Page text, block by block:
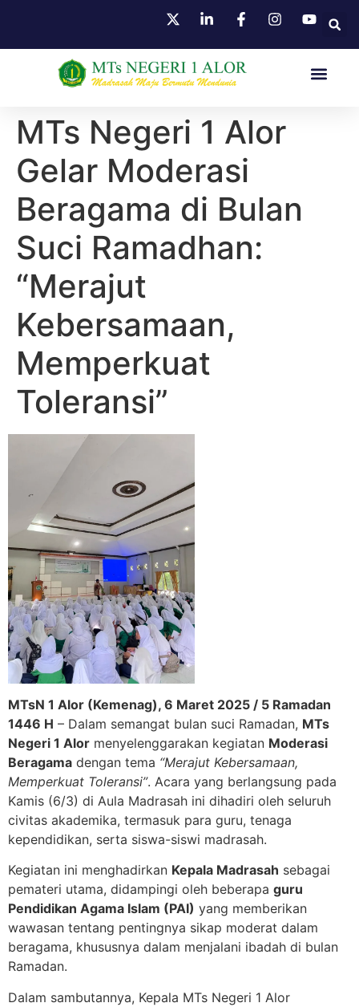
MTs Negeri 1 Alor
Gelar Moderasi
Beragama di Bulan
Suci Ramadhan:
“Merajut
Kebersamaan,
Memperkuat
Toleransi”
MTsN 1 Alor (Kemenag), 6 Maret 2025 / 5 Ramadan
1446 H – Dalam semangat bulan suci Ramadan, MTs
Negeri 1 Alor menyelenggarakan kegiatan Moderasi
Beragama dengan tema “Merajut Kebersamaan,
Memperkuat Toleransi”. Acara yang berlangsung pada
Kamis (6/3) di Aula Madrasah ini dihadiri oleh seluruh
civitas akademika, termasuk para guru, tenaga
kependidikan, serta siswa-siswi madrasah.
Kegiatan ini menghadirkan Kepala Madrasah sebagai
pemateri utama, didampingi oleh beberapa guru
Pendidikan Agama Islam (PAI) yang memberikan
wawasan tentang pentingnya sikap moderat dalam
beragama, khususnya dalam menjalani ibadah di bulan
Ramadan.
Dalam sambutannya, Kepala MTs Negeri 1 Alor